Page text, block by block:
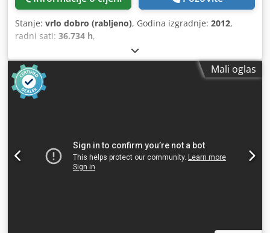
Stanje: vrlo dobro (rabljeno), Godina izgradnje: 2012,
radni sati: 36.734 h,
Mali oglas